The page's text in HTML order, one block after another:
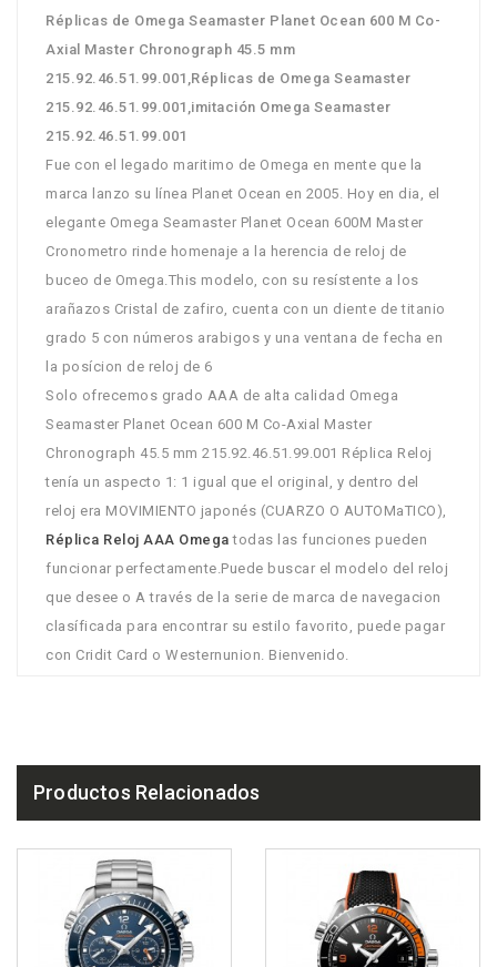
Réplicas de Omega Seamaster Planet Ocean 600 M Co-
Axial Master Chronograph 45.5 mm
215.92.46.51.99.001,Réplicas de Omega Seamaster
215.92.46.51.99.001,imitación Omega Seamaster
215.92.46.51.99.001
Fue con el legado maritimo de Omega en mente que la
marca lanzo su línea Planet Ocean en 2005. Hoy en dia, el
elegante Omega Seamaster Planet Ocean 600M Master
Cronometro rinde homenaje a la herencia de reloj de
buceo de Omega.This modelo, con su resístente a los
arañazos Cristal de zafiro, cuenta con un diente de titanio
grado 5 con números arabigos y una ventana de fecha en
la posícion de reloj de 6
Solo ofrecemos grado AAA de alta calidad Omega
Seamaster Planet Ocean 600 M Co-Axial Master
Chronograph 45.5 mm 215.92.46.51.99.001 Réplica Reloj
tenía un aspecto 1: 1 igual que el original, y dentro del
reloj era MOVIMIENTO japonés (CUARZO O AUTOMaTICO),
Réplica Reloj AAA Omegatodas las funciones pueden
funcionar perfectamente.Puede buscar el modelo del reloj
que desee o A través de la serie de marca de navegacion
clasíficada para encontrar su estilo favorito, puede pagar
con Cridit Card o Westernunion. Bienvenido.
Productos Relacionados